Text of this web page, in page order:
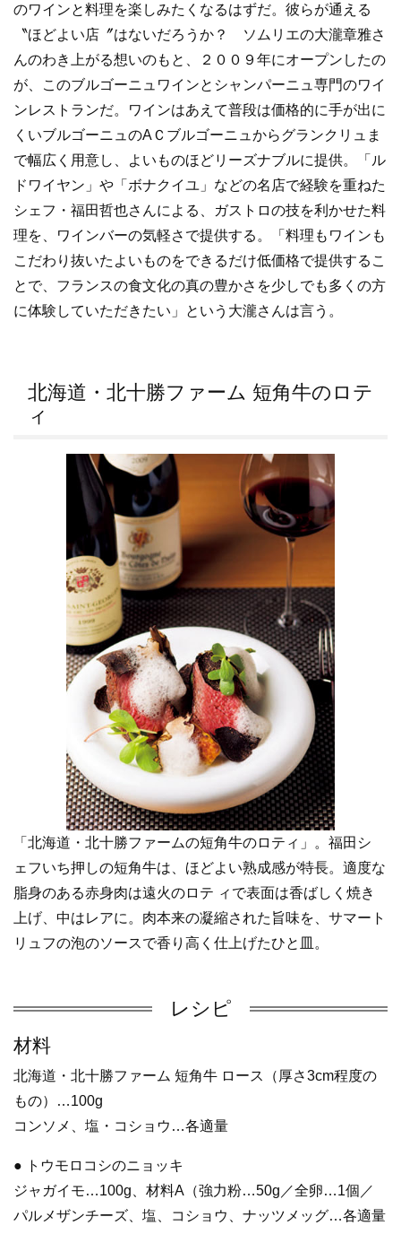
のワインと料理を楽しみたくなるはずだ。彼らが通える
〝ほどよい店〞はないだろうか？ ソムリエの大瀧章雅さ
んのわき上がる想いのもと、２００９年にオープンしたの
が、このブルゴーニュワインとシャンパーニュ専門のワイ
ンレストランだ。ワインはあえて普段は価格的に手が出に
くいブルゴーニュのAＣブルゴーニュからグランクリュま
で幅広く用意し、よいものほどリーズナブルに提供。「ル
ドワイヤン」や「ボナクイユ」などの名店で経験を重ねた
シェフ・福田哲也さんによる、ガストロの技を利かせた料
理を、ワインバーの気軽さで提供する。「料理もワインも
こだわり抜いたよいものをできるだけ低価格で提供するこ
とで、フランスの食文化の真の豊かさを少しでも多くの方
に体験していただきたい」という大瀧さんは言う。
北海道・北十勝ファーム 短角牛のロテ
ィ
「北海道・北十勝ファームの短角牛のロティ」。福田シ
ェフいち押しの短角牛は、ほどよい熟成感が特長。適度な
脂身のある赤身肉は遠火のロテ ィで表面は香ばしく焼き
上げ、中はレアに。肉本来の凝縮された旨味を、サマート
リュフの泡のソースで香り高く仕上げたひと皿。
レシピ
材料
北海道・北十勝ファーム 短角牛 ロース（厚さ3cm程度の
もの）…100g
コンソメ、塩・コショウ…各適量
● トウモロコシのニョッキ
ジャガイモ…100g、材料A（強力粉…50g／全卵…1個／
パルメザンチーズ、塩、コショウ、ナッツメッグ…各適量